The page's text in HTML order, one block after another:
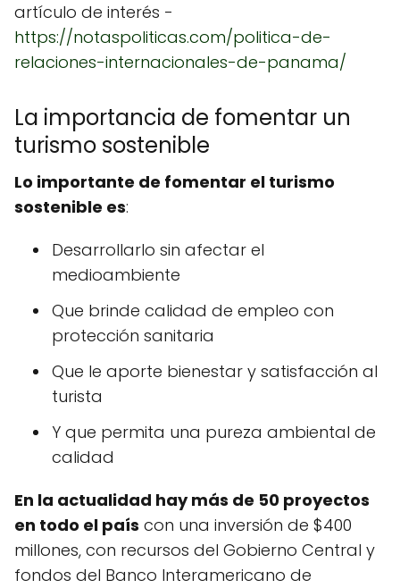
artículo de interés -
https://notaspoliticas.com/politica-de-
relaciones-internacionales-de-panama/
La importancia de fomentar un
turismo sostenible
Lo importante de fomentar el turismo
sostenible es:
Desarrollarlo sin afectar el
medioambiente
Que brinde calidad de empleo con
protección sanitaria
Que le aporte bienestar y satisfacción al
turista
Y que permita una pureza ambiental de
calidad
En la actualidad hay más de 50 proyectos
en todo el país con una inversión de $400
millones, con recursos del Gobierno Central y
fondos del Banco Interamericano de